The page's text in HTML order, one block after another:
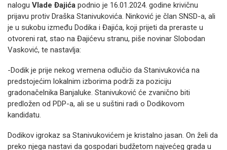
nalogu Vlade Đajića podnio je 16.01.2024. godine krivičnu
prijavu protiv Draška Stanivukovića. Ninković je član SNSD-a, ali
je u sukobu između Dodika i Đajića, koji prijeti da preraste u
otvoreni rat, stao na Đajićevu stranu, piše novinar Slobodan
Vasković, te nastavlja:
-Dodik je prije nekog vremena odlučio da Stanivukovića na
predstojećim lokalnim izborima podrži za poziciju
gradonačelnika Banjaluke. Stanivuković će zvanično biti
predložen od PDP-a, ali se u suštini radi o Dodikovom
kandidatu.
Dodikov igrokaz sa Stanivukovićem je kristalno jasan. On želi da
preko njega nastavi da gospodari budžetom najvećeg grada u